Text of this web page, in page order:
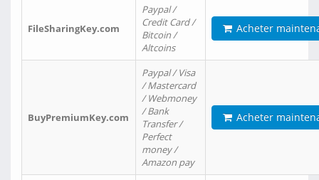
FileSharingKey.com
Paypal /
Credit Card /
Bitcoin /
Altcoins
Acheter
BuyPremiumKey.com
Paypal / Visa
/ Mastercard
/ Webmoney
/ Bank
Transfer /
Perfect
money /
Amazon pay
Acheter